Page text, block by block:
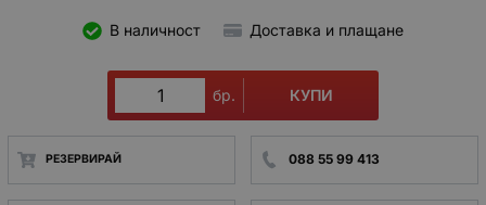
В наличност Доставка и плащане
бр. КУПИ
РЕЗЕРВИРАЙ 088 55 99 413